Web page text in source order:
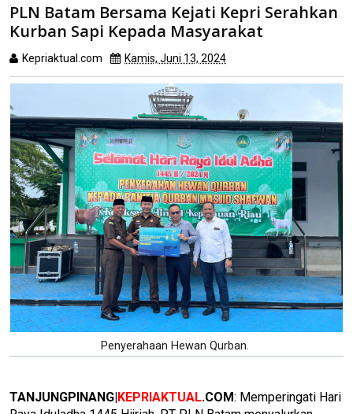
PLN Batam Bersama Kejati Kepri Serahkan Kurban Sapi Kepada
PLN Batam Bersama Kejati Kepri Serahkan
Kurban Sapi Kepada Masyarakat
Kepriaktual.com Kamis, Juni 13, 2024
Penyerahaan Hewan Qurban.
TANJUNGPINANG|KEPRIAKTUAL.COM: Memperingati Hari